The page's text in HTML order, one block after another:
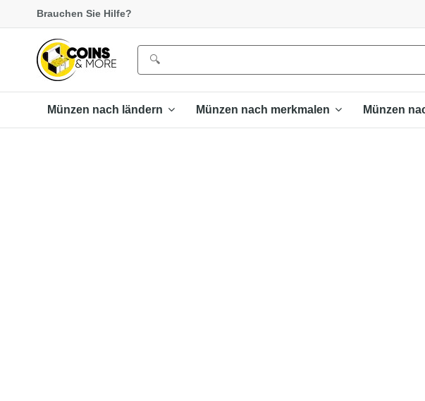
Brauchen Sie Hilfe?
Münzen nach ländern Münzen nach merkmalen Münzen